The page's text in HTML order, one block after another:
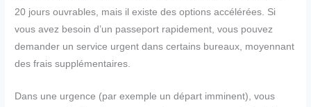
20 jours ouvrables, mais il existe des options accélérées. Si
vous avez besoin d’un passeport rapidement, vous pouvez
demander un service urgent dans certains bureaux, moyennant
des frais supplémentaires.
Dans une urgence (par exemple un départ imminent), vous